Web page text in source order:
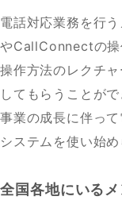
電話対応業務を行
やCallConnectの操
操作方法のレクチ
してもらうことがで
事業の成長に伴っ
システムを使い始
全国各地にいる